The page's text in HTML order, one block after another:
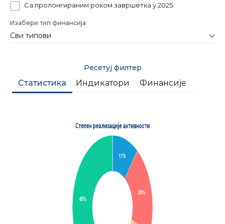
Са пролонгираним роком завршетка у 2025
Изабери тип финансија
Ресетуј филтер
Статистика Индикатори Финансије